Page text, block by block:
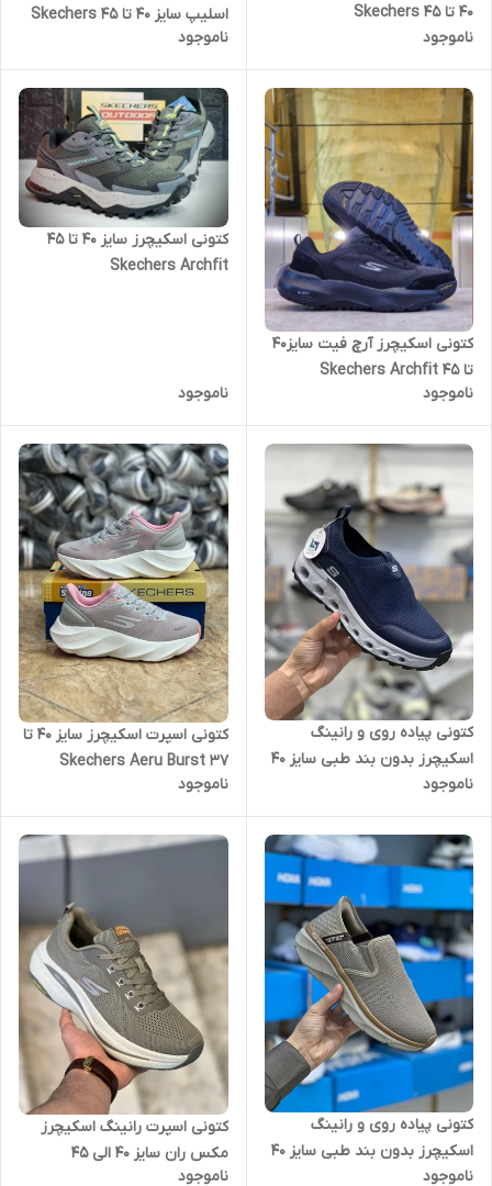
۴۰ تا ۴۵ Skechers
ناموجود
اسلیپ سایز 40 تا 45 Skechers
slip ins
ناموجود
کتونی اسکیچرز آرچ فیت سایز۴۰
تا ۴۵ Skechers Archfit
ناموجود
کتونی اسکیچرز سایز ۴۰ تا ۴۵
Skechers Archfit
ناموجود
کتونی پیاده روی و رانینگ
اسکیچرز بدون بند طبی سایز 40
تا 45 SKECHERS
ناموجود
کتونی اسپرت اسکیچرز سایز 40 تا
37 Skechers Aeru Burst
ناموجود
کتونی پیاده روی و رانینگ
اسکیچرز بدون بند طبی سایز 40
تا 45 SKECHERS
ناموجود
کتونی اسپرت رانینگ اسکیچرز
مکس ران سایز 40 الی 45
Skechers Max Run
ناموجود